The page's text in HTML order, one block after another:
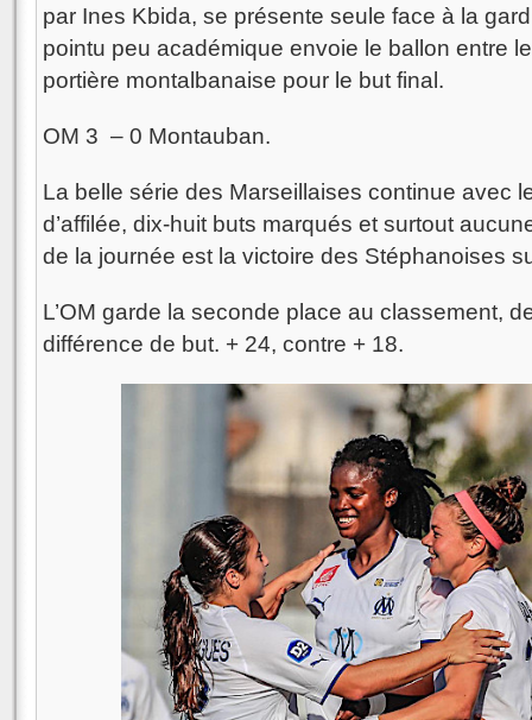
par Ines Kbida, se présente seule face à la
pointu peu académique envoie le ballon entre
portière montalbanaise pour le but final.
OM 3 – 0 Montauban.
La belle série des Marseillaises continue avec
d’affilée, dix-huit buts marqués et surtout
de la journée est la victoire des Stéphanoises
L’OM garde la seconde place au classement,
différence de but. + 24, contre + 18.